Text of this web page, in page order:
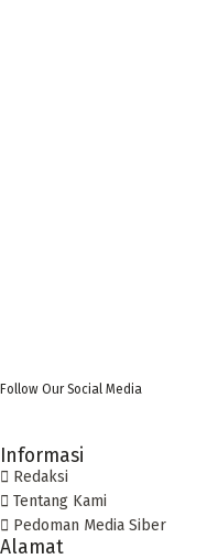
Follow Our Social Media
Informasi
Redaksi
Tentang Kami
Pedoman Media Siber
Alamat